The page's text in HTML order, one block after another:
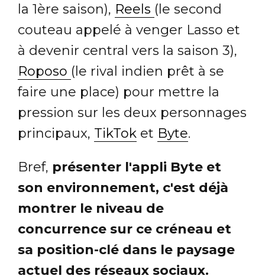
la 1ère saison), Reels (le second
couteau appelé à venger Lasso et
à devenir central vers la saison 3),
Roposo (le rival indien prêt à se
faire une place) pour mettre la
pression sur les deux personnages
principaux, TikTok et Byte.
Bref, présenter l'appli Byte et
son environnement, c'est déjà
montrer le niveau de
concurrence sur ce créneau et
sa position-clé dans le paysage
actuel des réseaux sociaux.